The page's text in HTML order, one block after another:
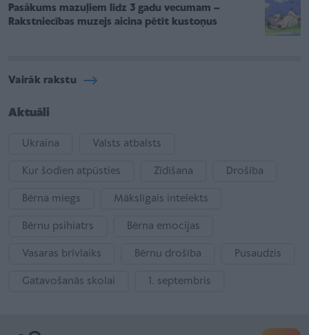
Pasākums mazuļiem līdz 3 gadu vecumam –
Rakstniecības muzejs aicina pētīt kustoņus
Vairāk rakstu
Aktuāli
Ukraina Valsts atbalsts
Kur šodien atpūsties Zīdīšana Drošība
Bērna miegs Mākslīgais intelekts
Bērnu psihiatrs Bērna emocijas
Vasaras brīvlaiks Bērnu drošība Pusaudzis
Gatavošanās skolai 1. septembris